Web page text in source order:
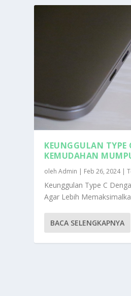
KEUNGGULAN TYPE
KEMUDAHAN
olehAdmin | Feb 26, 2024|
Keunggulan Type C
Agar Lebih
BACA SELENGKAPNYA